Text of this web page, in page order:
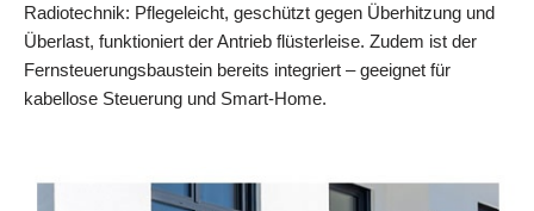
Radiotechnik: Pflegeleicht, geschützt gegen Überhitzung und
Überlast, funktioniert der Antrieb flüsterleise. Zudem ist der
Fernsteuerungsbaustein bereits integriert – geeignet für
kabellose Steuerung und Smart-Home.